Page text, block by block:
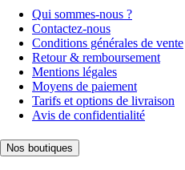
Qui sommes-nous ?
Contactez-nous
Conditions générales de vente
Retour & remboursement
Mentions légales
Moyens de paiement
Tarifs et options de livraison
Avis de confidentialité
Nos boutiques